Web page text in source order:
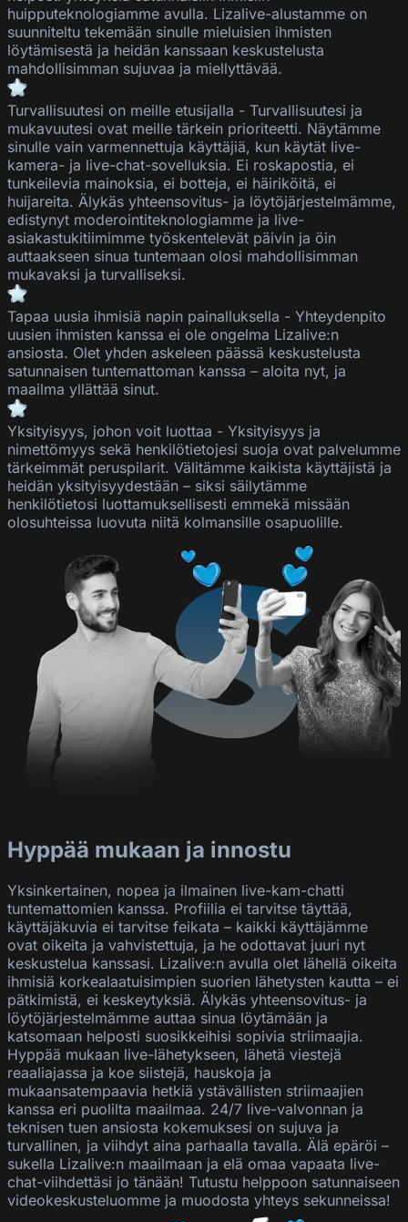
huipputeknologiamme avulla. Lizalive-alustamme on
suunniteltu tekemään sinulle mieluisien ihmisten
löytämisestä ja heidän kanssaan keskustelusta
mahdollisimman sujuvaa ja miellyttävää.
Turvallisuutesi on meille etusijalla - Turvallisuutesi ja
mukavuutesi ovat meille tärkein prioriteetti. Näytämme
sinulle vain varmennettuja käyttäjiä, kun käytät live-
kamera- ja live-chat-sovelluksia. Ei roskapostia, ei
tunkeilevia mainoksia, ei botteja, ei häiriköitä, ei
huijareita. Älykäs yhteensovitus- ja löytöjärjestelmämme,
edistynyt moderointiteknologiamme ja live-
asiakastukitiimimme työskentelevät päivin ja öin
auttaakseen sinua tuntemaan olosi mahdollisimman
mukavaksi ja turvalliseksi.
Tapaa uusia ihmisiä napin painalluksella - Yhteydenpito
uusien ihmisten kanssa ei ole ongelma Lizalive:n
ansiosta. Olet yhden askeleen päässä keskustelusta
satunnaisen tuntemattoman kanssa – aloita nyt, ja
maailma yllättää sinut.
Yksityisyys, johon voit luottaa - Yksityisyys ja
nimettömyys sekä henkilötietojesi suoja ovat palvelumme
tärkeimmät peruspilarit. Välitämme kaikista käyttäjistä ja
heidän yksityisyydestään – siksi säilytämme
henkilötietosi luottamuksellisesti emmekä missään
olosuhteissa luovuta niitä kolmansille osapuolille.
Hyppää mukaan ja innostu
Yksinkertainen, nopea ja ilmainen live-kam-chatti
tuntemattomien kanssa. Profiilia ei tarvitse täyttää,
käyttäjäkuvia ei tarvitse feikata – kaikki käyttäjämme
ovat oikeita ja vahvistettuja, ja he odottavat juuri nyt
keskustelua kanssasi. Lizalive:n avulla olet lähellä oikeita
ihmisiä korkealaatuisimpien suorien lähetysten kautta – ei
pätkimistä, ei keskeytyksiä. Älykäs yhteensovitus- ja
löytöjärjestelmämme auttaa sinua löytämään ja
katsomaan helposti suosikkeihisi sopivia striimaajia.
Hyppää mukaan live-lähetykseen, lähetä viestejä
reaaliajassa ja koe siistejä, hauskoja ja
mukaansatempaavia hetkiä ystävällisten striimaajien
kanssa eri puolilta maailmaa. 24/7 live-valvonnan ja
teknisen tuen ansiosta kokemuksesi on sujuva ja
turvallinen, ja viihdyt aina parhaalla tavalla. Älä epäröi –
sukella Lizalive:n maailmaan ja elä omaa vapaata live-
chat-viihdettäsi jo tänään! Tutustu helppoon satunnaiseen
videokeskusteluomme ja muodosta yhteys sekunneissa!